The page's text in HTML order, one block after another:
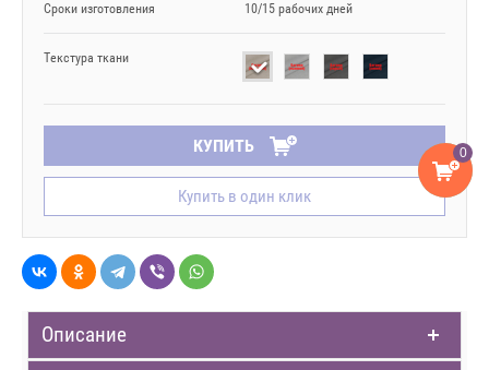
0
Сроки изготовления 10/15 рабочих дней
Текстура ткани
КУПИТЬ
Купить в один клик
Описание